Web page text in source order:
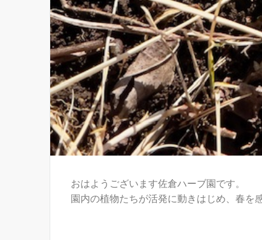
おはようございます佐倉ハーブ園です。
園内の植物たちが活発に動きはじめ、春を